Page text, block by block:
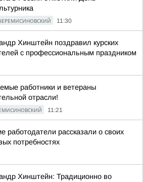
11:30
Хинштейн поздравил курских
с профессиональным праздником
работники и ветераны
отрасли!
11:21
работодатели рассказали о своих
потребностях
Хинштейн: Традиционно во